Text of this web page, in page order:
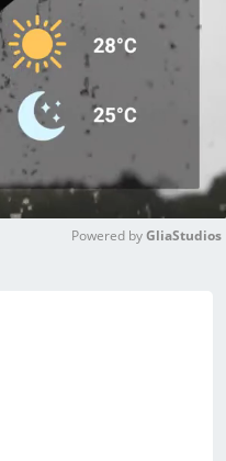
Powered by GliaStudios